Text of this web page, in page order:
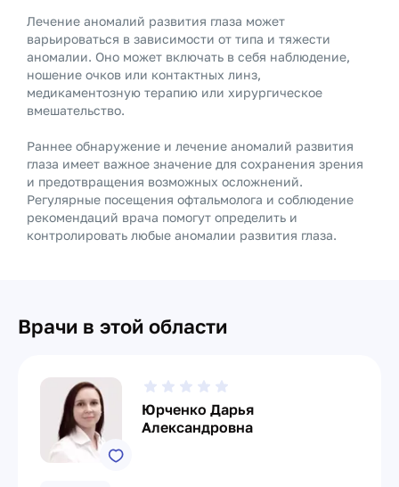
Лечение аномалий развития глаза может
варьироваться в зависимости от типа и тяжести
аномалии. Оно может включать в себя наблюдение,
ношение очков или контактных линз,
медикаментозную терапию или хирургическое
вмешательство.
Раннее обнаружение и лечение аномалий развития
глаза имеет важное значение для сохранения зрения
и предотвращения возможных осложнений.
Регулярные посещения офтальмолога и соблюдение
рекомендаций врача помогут определить и
контролировать любые аномалии развития глаза.
Врачи в этой области
Юрченко Дарья
Александровна